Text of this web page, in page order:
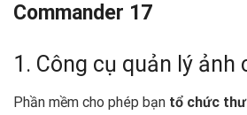
Commander 17
1. Công cụ quản lý ảnh
Phần mềm cho phép bạn tổ chức